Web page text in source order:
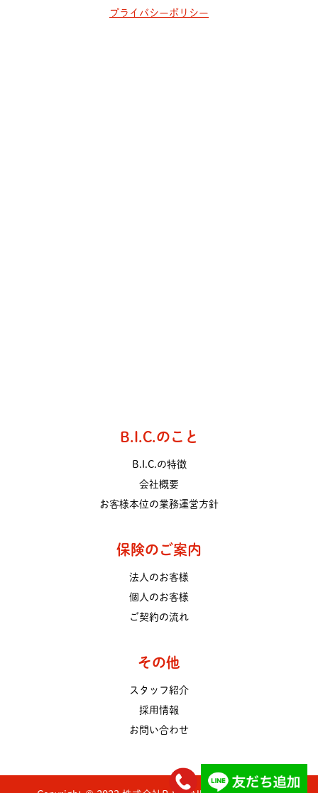
プライバシーポリシー
B.I.C.のこと
B.I.C.の特徴
会社概要
お客様本位の業務運営方針
保険のご案内
法人のお客様
個人のお客様
ご契約の流れ
その他
スタッフ紹介
採用情報
お問い合わせ